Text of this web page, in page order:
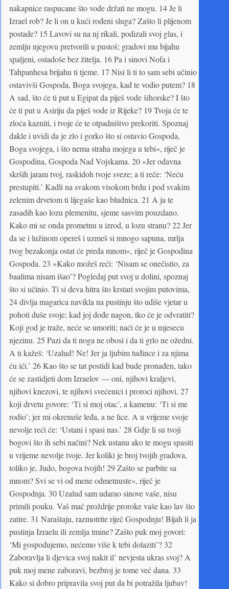
nakapnice raspucane što vode držati ne mogu. 14 Je li
Izrael rob? Je li on u kući rođeni sluga? Zašto li plijenom
postade? 15 Lavovi su na nj rikali, podizali svoj glas, i
zemlju njegovu pretvorili u pustoš; gradovi mu bijahu
spaljeni, ostadoše bez žitelja. 16 Pa i sinovi Nofa i
Tahpanhesa brijahu ti tjeme. 17 Nisi li ti to sam sebi učinio
ostavivši Gospoda, Boga svojega, kad te vodio putem? 18
A sad, što će ti put u Egipat da piješ vode šihorske? I što
će ti put u Asiriju da piješ vode iz Rijeke? 19 Tvoja će te
zloća kazniti, i tvoje će te otpadništvo prekoriti. Spoznaj
dakle i uvidi da je zlo i gorko što si ostavio Gospoda,
Boga svojega, i što nema straha mojega u tebi«, riječ je
Gospodina, Gospoda Nad Vojskama. 20 »Jer odavna
skrših jaram tvoj, raskidoh tvoje sveze; a ti reče: ‘Neću
prestupiti.’ Kadli na svakom visokom brdu i pod svakim
zelenim drvetom ti lijegaše kao bludnica. 21 A ja te
zasadih kao lozu plemenitu, sjeme sasvim pouzdano.
Kako mi se onda prometnu u izrod, u lozu stranu? 22 Jer
da se i lužinom opereš i uzmeš si mnogo sapuna, mrlja
tvog bezakonja ostat će preda mnom«, riječ je Gospodina
Gospoda. 23 »Kako možeš reći: ‘Nisam se onečistio, za
baalima nisam išao’? Pogledaj put svoj u dolini, spoznaj
što si učinio. Ti si deva hitra što krstari svojim putovima,
24 divlja magarica navikla na pustinju što udiše vjetar u
pohoti duše svoje; kad joj dođe nagon, tko će je odvratiti?
Koji god je traže, neće se umoriti; naći će je u mjesecu
njezinu. 25 Pazi da ti noga ne obosi i da ti grlo ne ožedni.
A ti kažeš: ‘Uzalud! Ne! Jer ja ljubim tuđince i za njima
ću ići.’ 26 Kao što se tat postidi kad bude pronađen, tako
će se zastidjeti dom Izraelov — oni, njihovi kraljevi,
njihovi knezovi, te njihovi svećenici i proroci njihovi, 27
koji drvetu govore: ‘Ti si moj otac’, a kamenu: ‘Ti si me
rodio’; jer mi okrenuše leđa, a ne lice. A u vrijeme svoje
nevolje reći će: ‘Ustani i spasi nas.’ 28 Gdje li su tvoji
bogovi što ih sebi načini? Nek ustanu ako te mogu spasiti
u vrijeme nevolje tvoje. Jer koliki je broj tvojih gradova,
toliko je, Judo, bogova tvojih! 29 Zašto se parbite sa
mnom? Svi se vi od mene odmetnuste«, riječ je
Gospodnja. 30 Uzalud sam udarao sinove vaše, nisu
primili pouku. Vaš mač proždrije proroke vaše kao lav što
zatire. 31 Naraštaju, razmotrite riječ Gospodnju! Bijah li ja
pustinja Izraelu ili zemlja tmine? Zašto puk moj govori:
‘Mi gospodujemo, nećemo više k tebi dolaziti’? 32
Zaboravlja li djevica svoj nakit il’ nevjesta ukras svoj? A
puk moj mene zaboravi, bezbroj je tome već dana. 33
Kako si dobro pripravila svoj put da bi potražila ljubav!